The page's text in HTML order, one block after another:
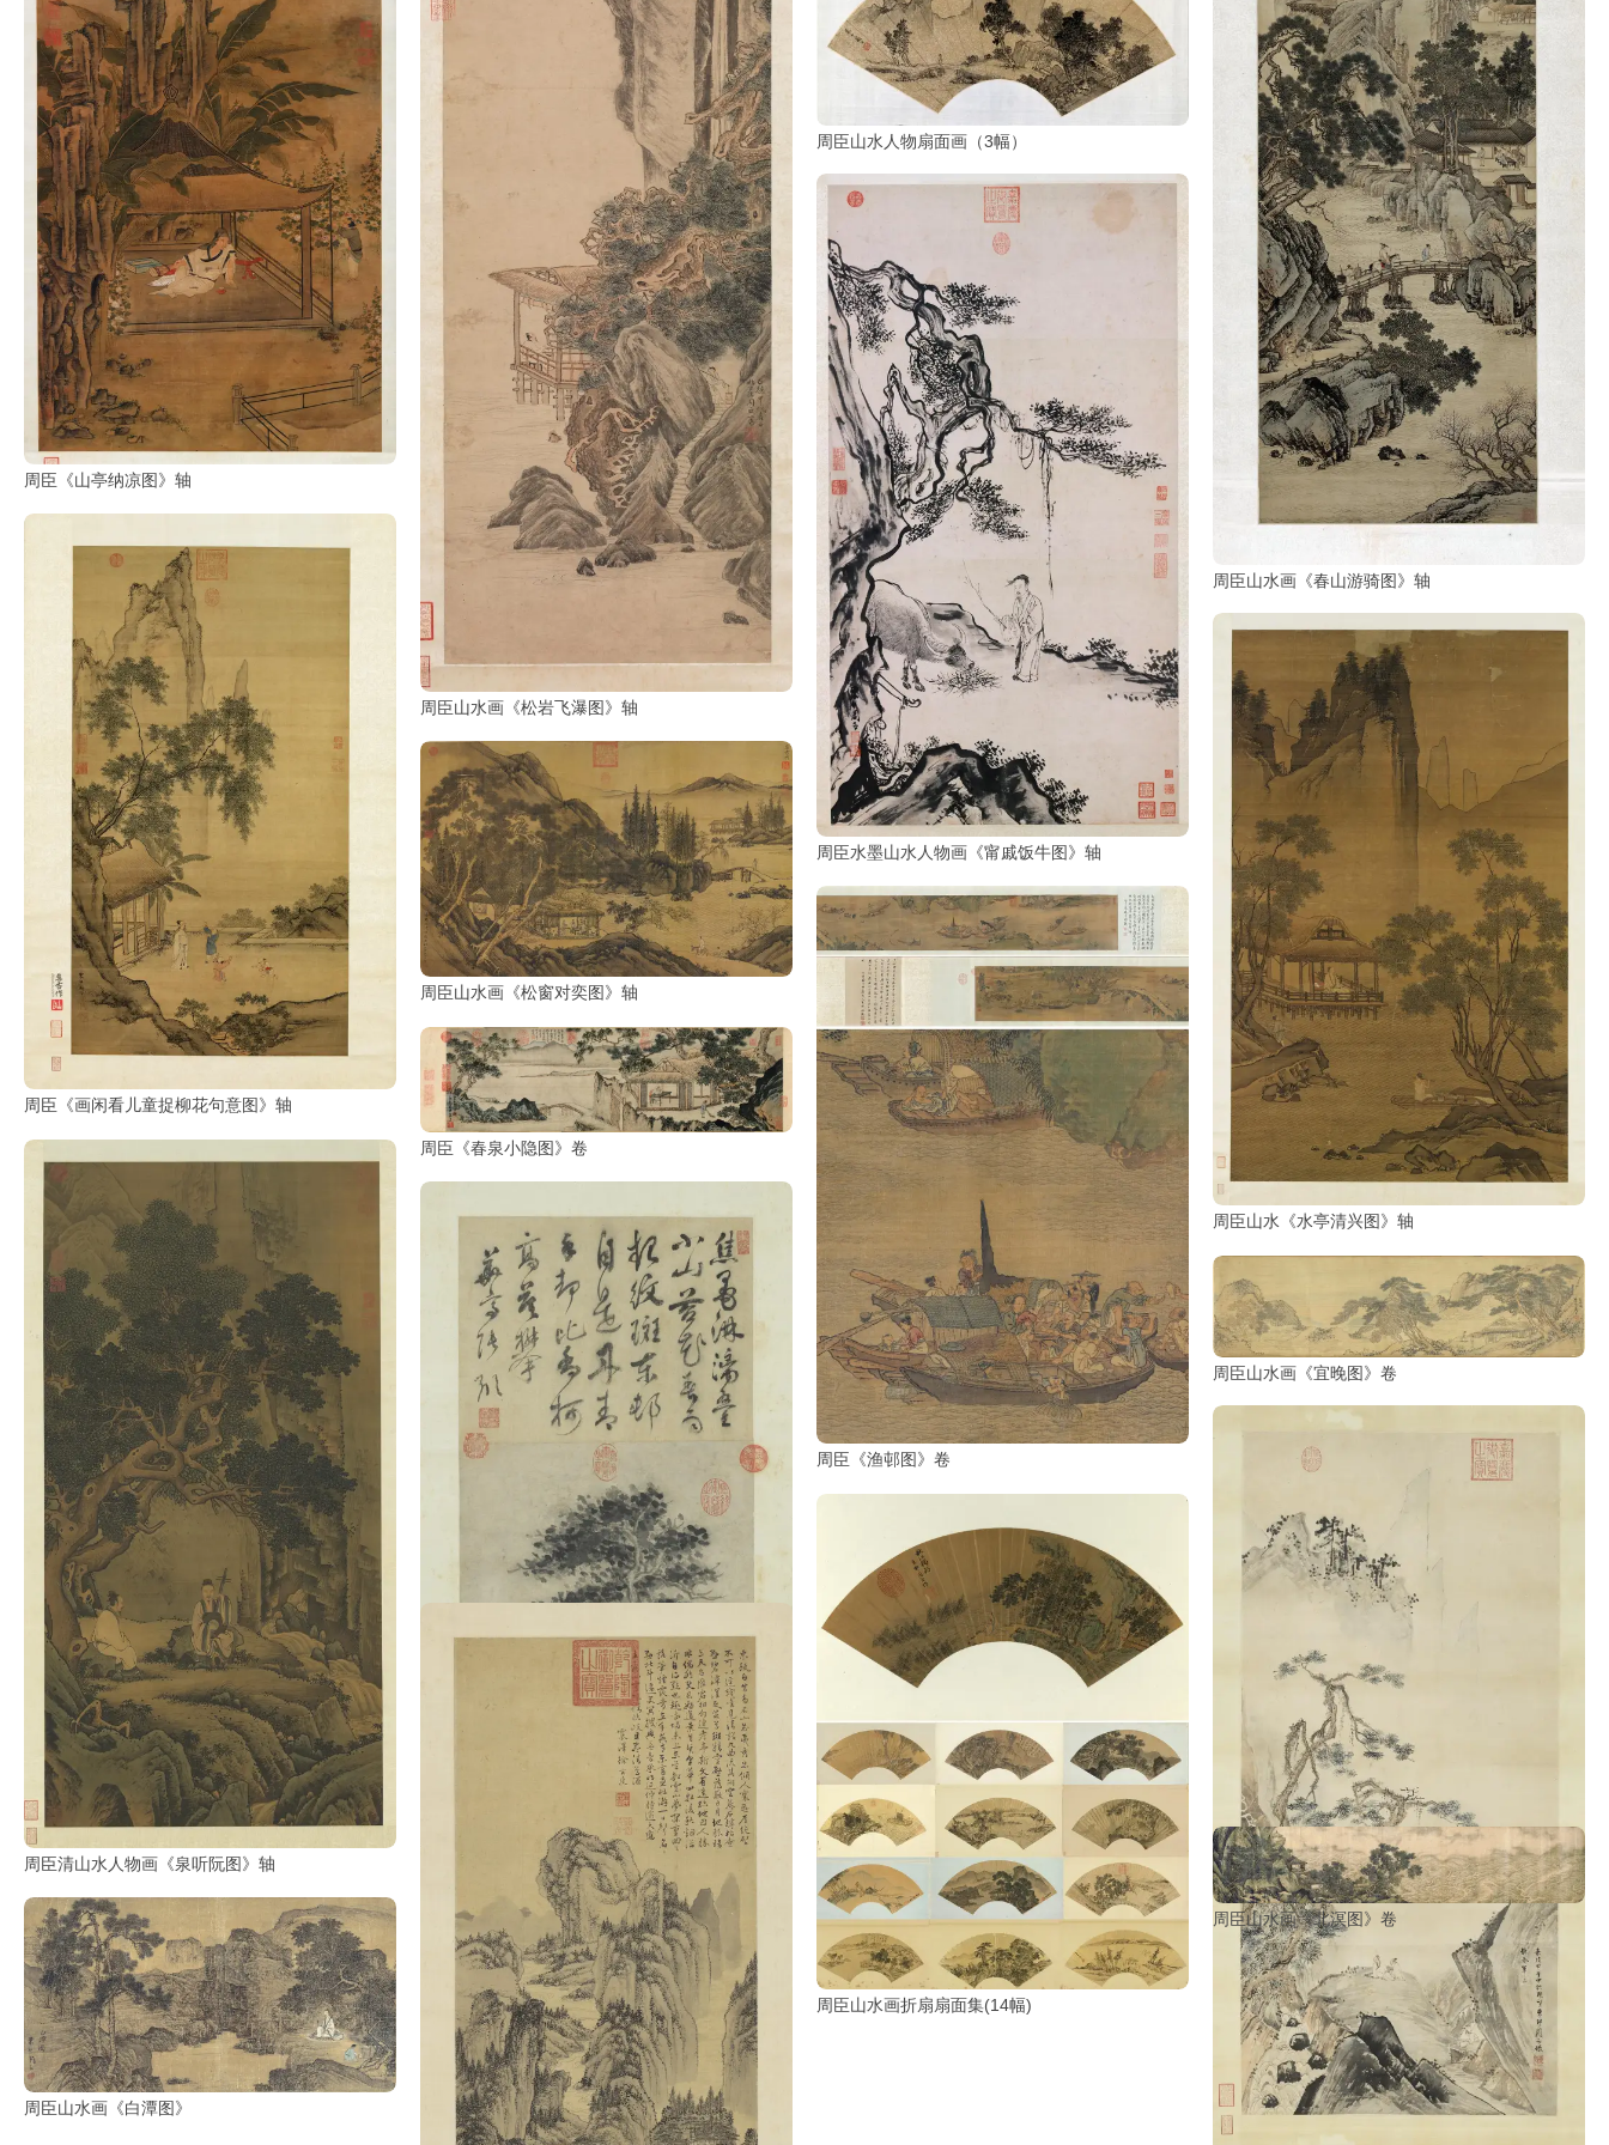
周臣山水人物扇面画（3幅）
周臣山水画《松岩飞瀑图》轴
周臣山水画《春山游骑图》轴
周臣《山亭纳凉图》轴
周臣水墨山水人物画《甯戚饭牛图》轴
周臣《画闲看儿童捉柳花句意图》轴
周臣山水《水亭清兴图》轴
周臣山水画《松窗对奕图》轴
周臣《渔邨图》卷
周臣《春泉小隐图》卷
周臣清山水人物画《泉听阮图》轴
周臣山水画《宜晚图》卷
周臣山水画折扇扇面集(14幅)
周臣山水画《北溟图》卷
周臣山水画《白潭图》
水
彩
画
家
高
清
素
描
|
素
描
画
家
艺
Artwork
文
具
珐
琅
瑙
织
品
古
籍
善
本
Ancient
Works
经
部
史
部
子
部